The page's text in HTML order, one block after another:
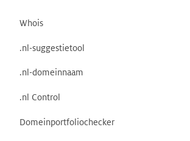
Whois
.nl-suggestietool
.nl-domeinnaam
.nl Control
Domeinportfoliochecker